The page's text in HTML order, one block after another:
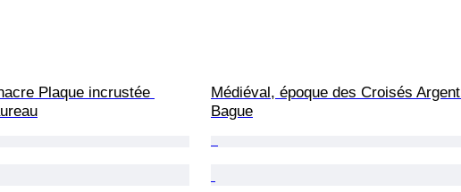
Plaque incrustée
Médiéval, époque des Croisés Argent
Bague